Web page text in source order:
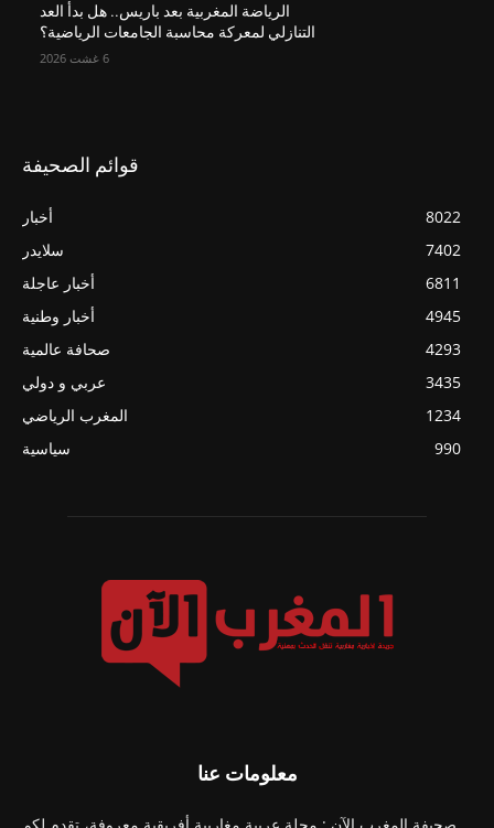
الرياضة المغربية بعد باريس.. هل بدأ العد
التنازلي لمعركة محاسبة الجامعات الرياضية؟
6 غشت 2026
قوائم الصحيفة
أخبار
8022
سلايدر
7402
أخبار عاجلة
6811
أخبار وطنية
4945
صحافة عالمية
4293
عربي و دولي
3435
المغرب الرياضي
1234
سياسية
990
معلومات عنا